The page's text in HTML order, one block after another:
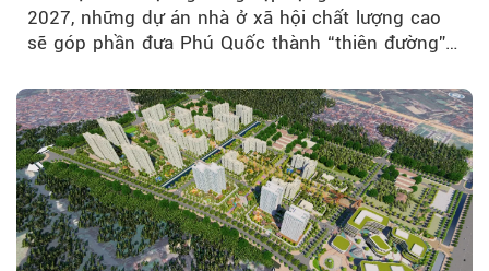
2027, những dự án nhà ở xã hội chất lượng cao
sẽ góp phần đưa Phú Quốc thành “thiên đường”